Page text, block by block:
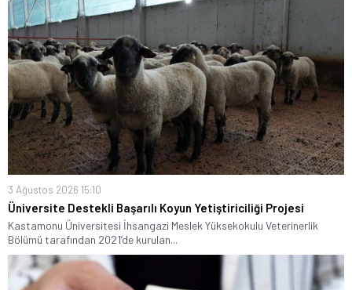
3 Ağustos 2026 15:10
Üniversite Destekli Başarılı Koyun Yetiştiriciliği Projesi
Kastamonu Üniversitesi İhsangazi Meslek Yüksekokulu Veterinerlik
Bölümü tarafından 2021’de kurulan...